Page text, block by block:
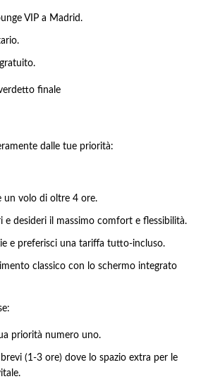
VIP a Madrid.
finale
dalle tue priorità:
un volo di oltre 4 ore.
e desideri il massimo comfort e flessibilità.
e preferisci una tariffa tutto-incluso.
classico con lo schermo integrato
priorità numero uno.
(1-3 ore) dove lo spazio extra per le